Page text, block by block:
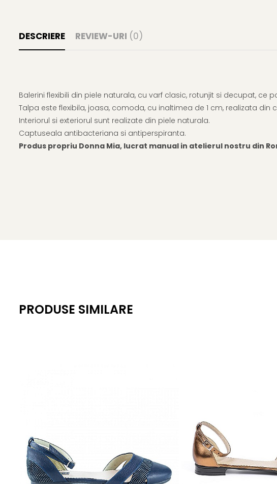
DESCRIERE REVIEW-URI (0)
Balerini flexibili din piele naturala, cu varf clasic, rotunjit si decupat,
Talpa este flexibila, joasa, comoda, cu inaltimea de 1 cm, realizata
Interiorul si exteriorul sunt realizate din piele naturala.
Captuseala antibacteriana si antiperspiranta.
Produs propriu Donna Mia, lucrat manual in atelierul nostru din
PRODUSE SIMILARE